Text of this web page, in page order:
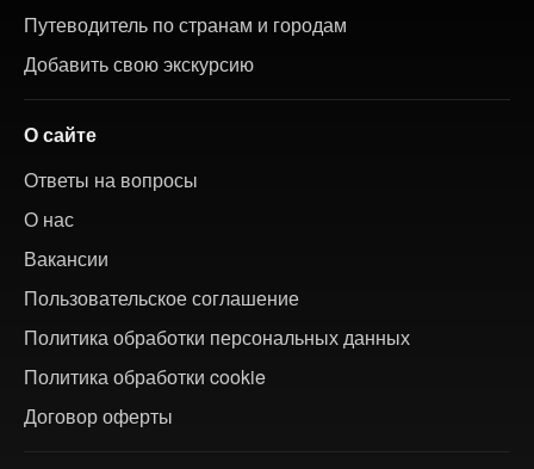
Путеводитель по странам и городам
Добавить свою экскурсию
О сайте
Ответы на вопросы
О нас
Вакансии
Пользовательское соглашение
Политика обработки персональных данных
Политика обработки cookie
Договор оферты